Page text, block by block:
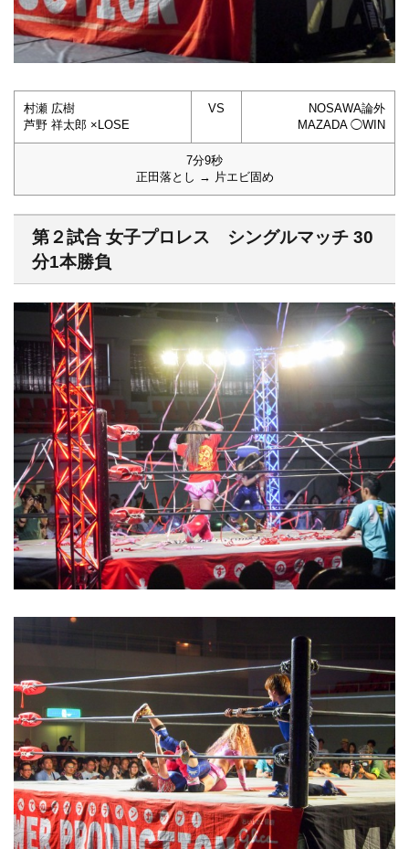
村瀬 広樹
芦野 祥太郎 ×LOSE
VS
NOSAWA論外
MAZADA ◯WIN
7分9秒
正田落とし → 片エビ固め
第２試合 女子プロレス シングルマッチ 30
分1本勝負